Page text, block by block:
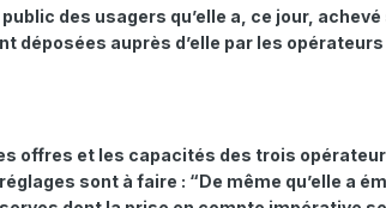
des usagers qu’elle a, ce jour,
auprès d’elle par les
offres et les capacités des trois
sont à faire : “De même qu’elle a